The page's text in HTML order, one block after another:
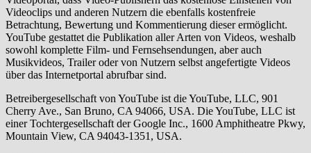
Videoclips und anderen Nutzern die ebenfalls kostenfreie
Betrachtung, Bewertung und Kommentierung dieser ermöglicht.
YouTube gestattet die Publikation aller Arten von Videos, weshalb
sowohl komplette Film- und Fernsehsendungen, aber auch
Musikvideos, Trailer oder von Nutzern selbst angefertigte Videos
über das Internetportal abrufbar sind.
Betreibergesellschaft von YouTube ist die YouTube, LLC, 901
Cherry Ave., San Bruno, CA 94066, USA. Die YouTube, LLC ist
einer Tochtergesellschaft der Google Inc., 1600 Amphitheatre Pkwy,
Mountain View, CA 94043-1351, USA.